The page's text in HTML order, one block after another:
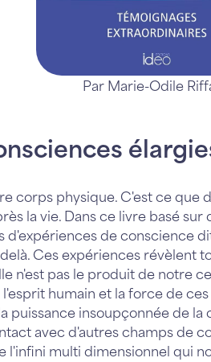
Par Marie-Odile
corps physique. C'est ce
la vie. Dans ce livre basé
de conscience
Ces expériences révèlent
n'est pas le produit de notre
humain et la force de
puissance insoupçonnée de
avec d'autres champs de
l'infini multi dimensionnel qui